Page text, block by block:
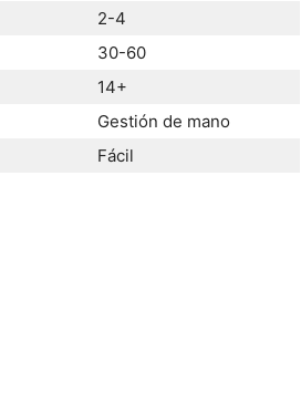
2-4
30-60
14+
Gestión de mano
Fácil